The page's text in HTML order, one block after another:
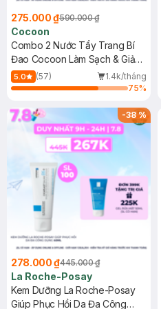
275.000 ₫590.000 ₫
Cocoon
Combo 2 Nước Tẩy Trang Bí
Đao Cocoon Làm Sạch & Giảm
Dầu 500ml
5.0 (57)
1.4k/tháng
75%
-38%
278.000 ₫445.000 ₫
La Roche-Posay
Kem Dưỡng La Roche-Posay
Giúp Phục Hồi Da Đa Công